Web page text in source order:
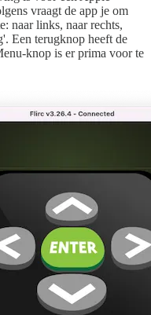
vraagt de app je om
naar links, naar rechts,
Een terugknop heeft de
knop is er prima voor te